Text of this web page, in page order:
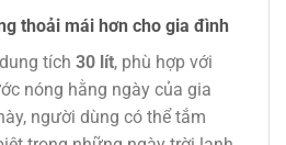
thoải mái hơn cho gia đình
tích 30 lít, phù hợp với
nóng hằng ngày của gia
người dùng có thể tắm